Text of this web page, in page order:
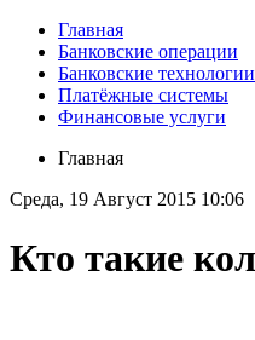
Главная
Банковские операции
Банковские технологии
Платёжные системы
Финансовые услуги
Главная
Среда, 19 Август 2015 10:06
Кто такие